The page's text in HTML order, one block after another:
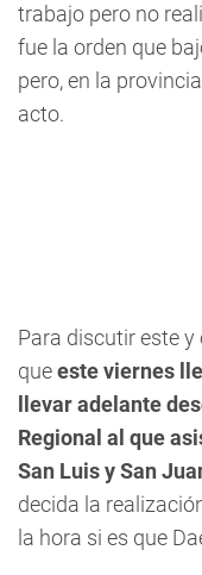
trabajo pero no
fue la orden que
pero, en la
acto.
Para discutir este
queeste viernes
llevar adelante
Regional al que
San Luis y San
decida la
la hora si es que